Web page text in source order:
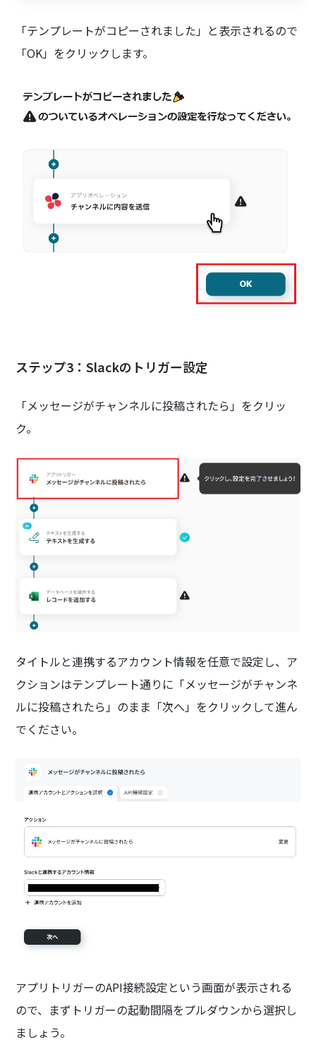
「テンプレートがコピーされました」と表示されるので
「OK」をクリックします。
ステップ3：Slackのトリガー設定
「メッセージがチャンネルに投稿されたら」をクリッ
ク。
タイトルと連携するアカウント情報を任意で設定し、ア
クションはテンプレート通りに「メッセージがチャンネ
ルに投稿されたら」のまま「次へ」をクリックして進ん
でください。
アプリトリガーのAPI接続設定という画面が表示される
ので、まずトリガーの起動間隔をプルダウンから選択し
ましょう。